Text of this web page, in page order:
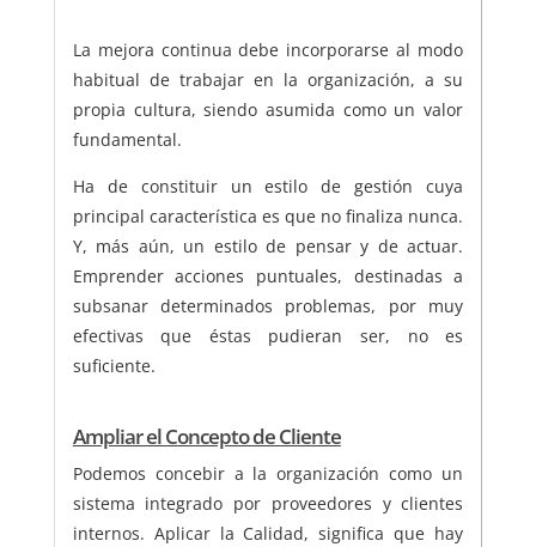
La mejora continua debe incorporarse al modo
habitual de trabajar en la organización, a su
propia cultura, siendo asumida como un valor
fundamental.
Ha de constituir un estilo de gestión cuya
principal característica es que no finaliza nunca.
Y, más aún, un estilo de pensar y de actuar.
Emprender acciones puntuales, destinadas a
subsanar determinados problemas, por muy
efectivas que éstas pudieran ser, no es
suficiente.
Ampliar el Concepto de Cliente
Podemos concebir a la organización como un
sistema integrado por proveedores y clientes
internos. Aplicar la Calidad, significa que hay